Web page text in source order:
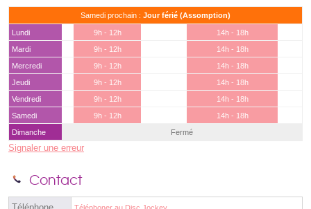
Samedi prochain : Jour férié (Assomption)
Lundi 9h - 12h
14h - 18h
Mardi
9h - 12h
14h - 18h
Mercredi
9h - 12h
14h - 18h
Jeudi
9h - 12h
14h - 18h
Vendredi
9h - 12h
14h - 18h
Samedi
9h - 12h
14h - 18h
Dimanche
Fermé
Signaler une erreur
Contact